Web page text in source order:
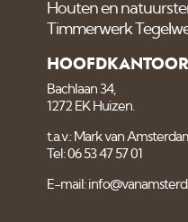
Houten en
Timmerwerk
HOOFDKANTOOR
Bachlaan 34,
1272 EK Huizen.
t.a.v.: Mark van
Tel: 06 53 47 57 01
E-mail: